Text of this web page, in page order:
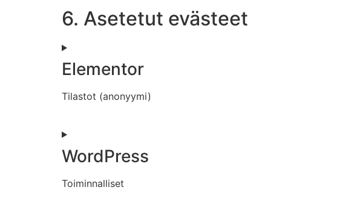
6. Asetetut evästeet
Elementor
Tilastot (anonyymi)
WordPress
Toiminnalliset